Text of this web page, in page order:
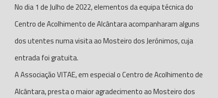
No dia 1 de Julho de 2022, elementos da equipa técnica do
Centro de Acolhimento de Alcântara acompanharam alguns
dos utentes numa visita ao Mosteiro dos Jerónimos, cuja
entrada foi gratuita.
A Associação VITAE, em especial o Centro de Acolhimento de
Alcântara, presta o maior agradecimento ao Mosteiro dos